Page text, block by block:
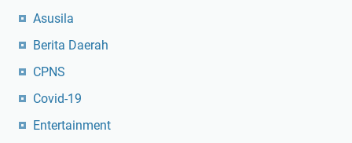
Asusila
Berita Daerah
CPNS
Covid-19
Entertainment